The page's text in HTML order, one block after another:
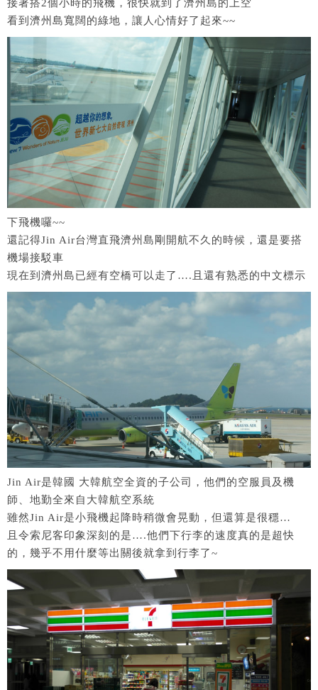
接著搭2個小時的飛機，很快就到了濟州島的上空
看到濟州島寬闊的綠地，讓人心情好了起來~~
下飛機囉~~
還記得Jin Air台灣直飛濟州島剛開航不久的時候，還是要搭
機場接駁車
現在到濟州島已經有空橋可以走了….且還有熟悉的中文標示
Jin Air是韓國 大韓航空全資的子公司，他們的空服員及機
師、地勤全來自大韓航空系統
雖然Jin Air是小飛機起降時稍微會晃動，但還算是很穩…
且令索尼客印象深刻的是….他們下行李的速度真的是超快
的，幾乎不用什麼等出關後就拿到行李了~